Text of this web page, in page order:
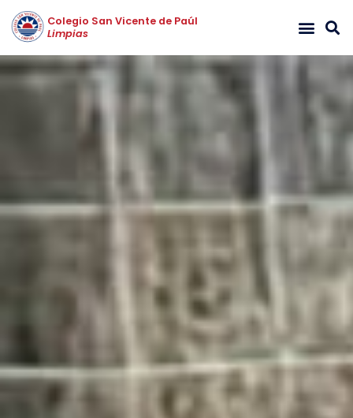
Colegio San Vicente de Paúl
Limpias